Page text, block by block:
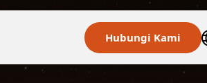
Hubungi Kami